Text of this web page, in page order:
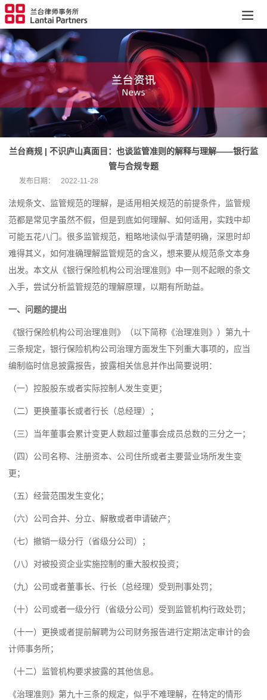
兰台商规 | 不识庐山真面目：也谈监管准则的解释与理解——银行监
管与合规专题
发布日期： 2022-11-28
法规条文、监管规范的理解，是适用相关规范的前提条件，监管规
范都是常见字虽然不假，但是到底如何理解、如何适用，实践中却
可能五花八门。很多监管规范，粗略地读似乎清楚明确，深思时却
难得其义，如何准确理解监管规范的含义，想来要从规范条文本身
出发。本文从《银行保险机构公司治理准则》中一则不起眼的条文
入手，尝试分析监管规范的理解原理，以期有所助益。
一、问题的提出
《银行保险机构公司治理准则》（以下简称《治理准则》）第九十
三条规定，银行保险机构公司治理方面发生下列重大事项的，应当
编制临时信息披露报告，披露相关信息并作出简要说明：
（一）控股股东或者实际控制人发生变更；
（二）更换董事长或者行长（总经理）；
（三）当年董事会累计变更人数超过董事会成员总数的三分之一；
（四）公司名称、注册资本、公司住所或者主要营业场所发生变
更；
（五）经营范围发生变化；
（六）公司合并、分立、解散或者申请破产；
（七）撤销一级分行（省级分公司）；
（八）对被投资企业实施控制的重大股权投资；
（九）公司或者董事长、行长（总经理）受到刑事处罚；
（十）公司或者一级分行（省级分公司）受到监管机构行政处罚；
（十一）更换或者提前解聘为公司财务报告进行定期法定审计的会
计师事务所；
（十二）监管机构要求披露的其他信息。
《治理准则》第九十三条的规定，似乎不难理解，在特定的情形